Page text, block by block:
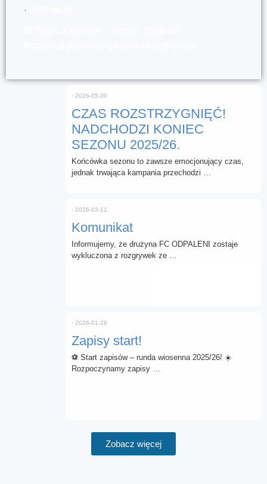
⋅
CZAS ROZSTRZYGNIĘĆ!
NADCHODZI KONIEC
SEZONU 2025/26.
⋅ 2026-05-30
Końcówka sezonu to zawsze emocjonujący czas,
jednak trwająca kampania przechodzi …
Komunikat
⋅ 2026-03-11
Informujemy, że drużyna FC ODPALENI zostaje
wykluczona z rozgrywek ze …
Zapisy start!
⋅ 2026-01-28
⚽ Start zapisów – runda wiosenna 2025/26! ☀️
Rozpoczynamy zapisy …
Zobacz więcej